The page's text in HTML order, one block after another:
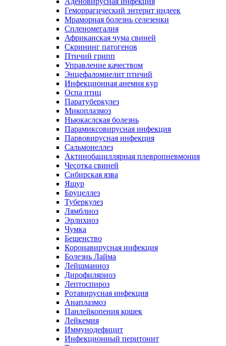
Геморрагический энтерит индеек
Мраморная болезнь селезенки
Спленомегалия
Африканская чума свиней
Скрининг патогенов
Птичий грипп
Управление качеством
Энцефаломиелит птичий
Инфекционная анемия кур
Оспа птиц
Паратуберкулез
Микоплазмоз
Ньюкаслская болезнь
Парамиксовирусная инфекция
Парвовирусная инфекция
Сальмонеллез
Актинобациллярная плевропневмония
Чесотка свиней
Сибирская язва
Ящур
Бруцеллез
Туберкулез
Лямблиоз
Эрлихиоз
Чумка
Бешенство
Коронавирусная инфекция
Болезнь Лайма
Лейшманиоз
Дирофиляриоз
Лептоспироз
Ротавирусная инфекция
Анаплазмоз
Панлейкопения кошек
Лейкемия
Иммунодефицит
Инфекционный перитонит